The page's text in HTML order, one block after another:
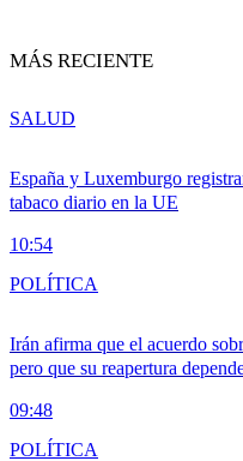
MÁS RECIENTE
España y Luxemburgo
tabaco diario en la UE
10:54
SALUD
Irán afirma que el acuerdo
pero que su reapertura
09:48
POLÍTICA
POLÍTICA